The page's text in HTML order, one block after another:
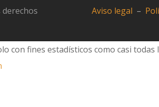
Aviso legal –
con fines estadísticos como casi